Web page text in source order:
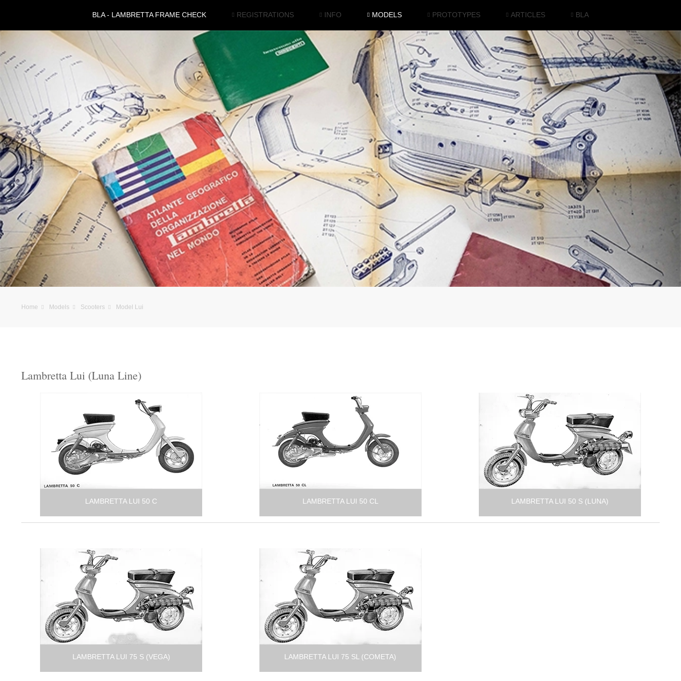
BLA - LAMBRETTA FRAME CHECK REGISTRATIONS INFO MODELS PROTOTYPES ARTICLES BLA
Home Models Scooters Model Lui
Lambretta Lui (Luna Line)
LAMBRETTA LUI 50 C LAMBRETTA LUI 50 CL LAMBRETTA LUI 50 S (LUNA)
LAMBRETTA LUI 75 S (VEGA) LAMBRETTA LUI 75 SL (COMETA)